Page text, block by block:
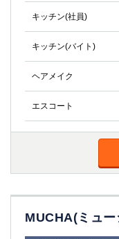
キッチン(社員)
キッチン(バイト)
ヘアメイク
エスコート
MUCHA(ミュー